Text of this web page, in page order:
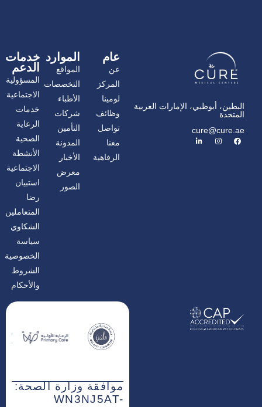
البطين، أبوظبي، الإمارات العربية
المتحدة
cure@cure.ae
ف
ي
ا
ن
ل
ي
عام
عن
المركز
لومينا
وظائف
تواصل
معنا
الرفاهية
الموارد
المواقع
التخصصات
الأطباء
شركات
التأمين
المدونة
الأخبار
معرض
الصور
خدمات
الدعم
المسؤولية
الاجتماعية
خدمات
الرعاية
الصحية
الأنشطة
الاجتماعية
استبيان
رضا
المتعاملين
الشكاوي
سياسة
الخصوصية
الشروط
والأحكام
موافقة وزارة الصحة:
WN3NJ5AT-